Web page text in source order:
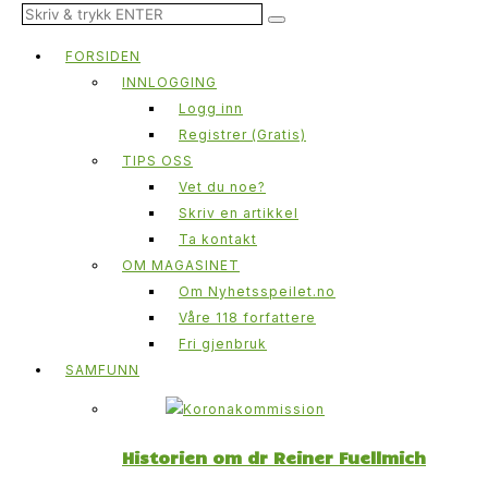
FORSIDEN
INNLOGGING
Logg inn
Registrer (Gratis)
TIPS OSS
Vet du noe?
Skriv en artikkel
Ta kontakt
OM MAGASINET
Om Nyhetsspeilet.no
Våre 118 forfattere
Fri gjenbruk
SAMFUNN
Historien om dr Reiner Fuellmich